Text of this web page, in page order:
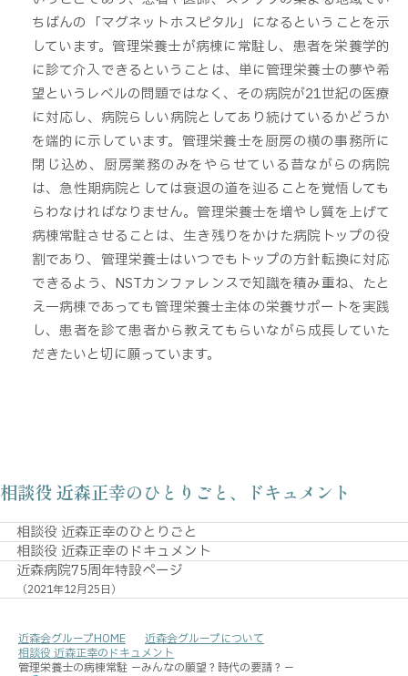
ちばんの「マグネットホスピタル」になるということを示
しています。管理栄養士が病棟に常駐し、患者を栄養学的
に診て介入できるということは、単に管理栄養士の夢や希
望というレベルの問題ではなく、その病院が21世紀の医療
に対応し、病院らしい病院としてあり続けているかどうか
を端的に示しています。管理栄養士を厨房の横の事務所に
閉じ込め、厨房業務のみをやらせている昔ながらの病院
は、急性期病院としては衰退の道を辿ることを覚悟しても
らわなければなりません。管理栄養士を増やし質を上げて
病棟常駐させることは、生き残りをかけた病院トップの役
割であり、管理栄養士はいつでもトップの方針転換に対応
できるよう、NSTカンファレンスで知識を積み重ね、たと
え一病棟であっても管理栄養士主体の栄養サポートを実践
し、患者を診て患者から教えてもらいながら成長していた
だきたいと切に願っています。
相談役 近森正幸のひとりごと、 ドキュメント
相談役 近森正幸のひとりごと
相談役 近森正幸のドキュメント
近森病院75周年特設ページ
（2021年12月25日）
近森会グループHOME
近森会グループについて
相談役 近森正幸の ドキュメント
管理栄養士の病棟常駐 －みんなの願望？時代の要請？－